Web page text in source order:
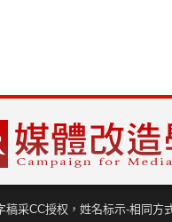
稿采CC授权，姓名标示-相同方